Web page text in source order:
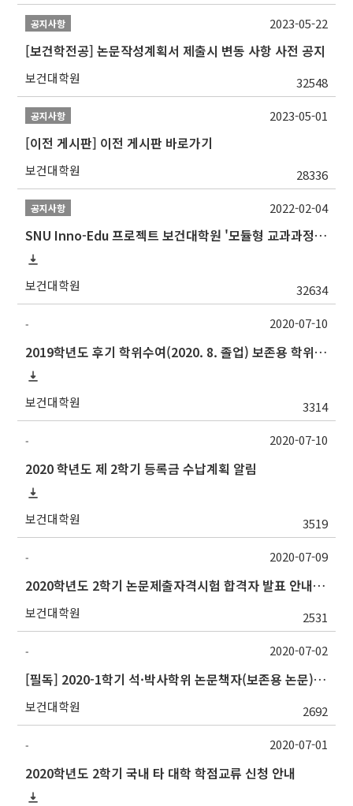
공지사항
[보건학전공] 논문작성계획서 제출시 변동 사항 사전 공지
보건대학원 32548
2023-05-22
공지사항
[이전 게시판] 이전 게시판 바로가기
보건대학원 28336
2023-05-01
공지사항
SNU Inno-Edu 프로젝트 보건대학원 '모듈형 교과과정' 안내(revised 2022/2/28)
보건대학원 32634
2022-02-04
-
2019학년도 후기 학위수여(2020. 8. 졸업) 보존용 학위논문 제출 관련 안내
보건대학원 3314
2020-07-10
-
2020 학년도 제 2학기 등록금 수납계획 알림
보건대학원 3519
2020-07-10
-
2020학년도 2학기 논문제출자격시험 합격자 발표 안내(7/10 오전)
보건대학원 2531
2020-07-09
-
[필독] 2020-1학기 석·박사학위 논문책자(보존용 논문) 및 원문파일 제출 안내
보건대학원 2692
2020-07-02
-
2020학년도 2학기 국내 타 대학 학점교류 신청 안내
2020-07-01